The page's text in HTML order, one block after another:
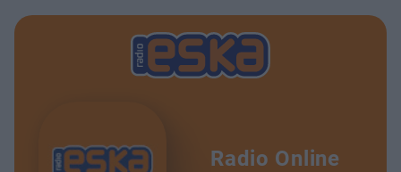
Radio Online